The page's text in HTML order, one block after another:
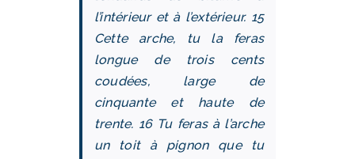
l’intérieur et à l’extérieur. 15
Cette arche, tu la feras
longue de trois cents
coudées, large de
cinquante et haute de
trente. 16 Tu feras à l’arche
un toit à pignon que tu